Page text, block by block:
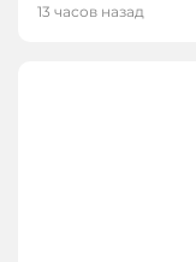
13 часов назад